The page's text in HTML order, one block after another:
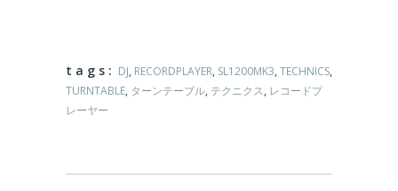
tags: DJ, RECORDPLAYER, SL1200MK3, TECHNICS,
TURNTABLE, ターンテーブル, テクニクス, レコードプ
レーヤー